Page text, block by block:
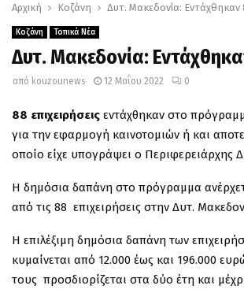
Αρχική Κοζάνη Δυτ. Μακεδονία: Εντάχθηκαν
Κοζάνη Τοπικά Νέα
Δυτ. Μακεδονία:
από kouzounews 12 Μαΐου 2022 0
88 επιχειρήσεις εντάχθηκαν στο
για την εφαρμογή καινοτομιών ή και
οποίο είχε υπογράψει ο Περιφερειάρχης
Η δημόσια δαπάνη στο πρόγραμμα
από τις 88 επιχειρήσεις στην Δυτ.
Η επιλέξιμη δημόσια δαπάνη των
κυμαίνεται από 12.000 έως και 196.000
τους προσδιορίζεται στα δύο έτη και